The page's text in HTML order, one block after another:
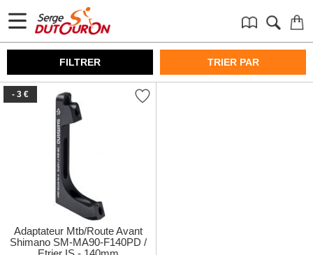
FILTRER TRIER PAR
- 3 €
Adaptateur Mtb/Route Avant
Shimano SM-MA90-F140PD /